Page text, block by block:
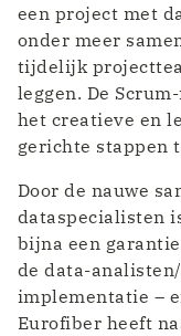
een project met
onder meer
tijdelijk
leggen. De
het creatieve en
gerichte stappen
Door de nauwe
dataspecialisten
bijna een
de data-
implementatie –
Eurofiber heeft